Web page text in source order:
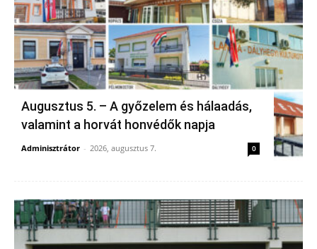
Augusztus 5. – A győzelem és hálaadás,
valamint a horvát honvédők napja
Adminisztrátor - 2026, augusztus 7. 0